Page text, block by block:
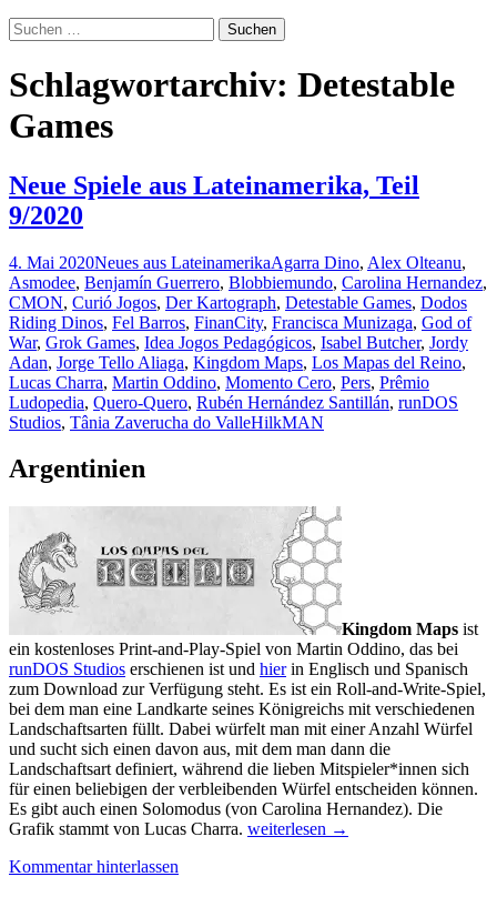
Suchen
nach:
Schlagwortarchiv: Detestable
Games
Neue Spiele aus Lateinamerika, Teil
9/2020
4. Mai 2020Neues aus LateinamerikaAgarra Dino, Alex Olteanu,
Asmodee, Benjamín Guerrero, Blobbiemundo, Carolina Hernandez,
CMON, Curió Jogos, Der Kartograph, Detestable Games, Dodos
Riding Dinos, Fel Barros, FinanCity, Francisca Munizaga, God of
War, Grok Games, Idea Jogos Pedagógicos, Isabel Butcher, Jordy
Adan, Jorge Tello Aliaga, Kingdom Maps, Los Mapas del Reino,
Lucas Charra, Martin Oddino, Momento Cero, Pers, Prêmio
Ludopedia, Quero-Quero, Rubén Hernández Santillán, runDOS
Studios, Tânia Zaverucha do ValleHilkMAN
Argentinien
Kingdom Maps ist
ein kostenloses Print-and-Play-Spiel von Martin Oddino, das bei
runDOS Studios erschienen ist und hierin Englisch und Spanisch
zum Download zur Verfügung steht. Es ist ein Roll-and-Write-Spiel,
bei dem man eine Landkarte seines Königreichs mit verschiedenen
Landschaftsarten füllt. Dabei würfelt man mit einer Anzahl Würfel
und sucht sich einen davon aus, mit dem man dann die
Landschaftsart definiert, während die lieben Mitspieler*innen sich
für einen beliebigen der verbleibenden Würfel entscheiden können.
Es gibt auch einen Solomodus (von Carolina Hernandez). Die
Grafik stammt von Lucas Charra. Neue
weiterlesen →
Kommentar hinterlassen